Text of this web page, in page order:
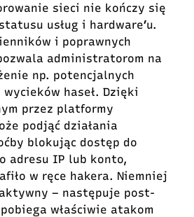
sieci nie kończy się
usług i hardware’u.
i poprawnych
administratorom na
np. potencjalnych
haseł. Dzięki
przez platformy
podjąć działania
blokując dostęp do
adresu IP lub konto,
w ręce hakera. Niemniej
– następuje post-
właściwie atakom